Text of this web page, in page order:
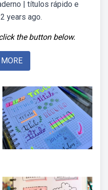
| títulos rápido e
years ago.
the button below.